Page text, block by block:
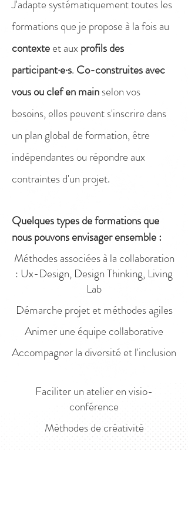
J'adapte systématiquement toutes les
formations que je propose à la fois au
contexteet aux profils des
participant·e·s. Co-construites avec
vous ou clef en mainselon vos
besoins, elles peuvent s'inscrire dans
un plan global de formation, être
indépendantes ou répondre aux
contraintes d'un projet.
Quelques types de formations que
nous pouvons envisager ensemble :
Méthodes associées à la collaboration
: Ux-Design, Design Thinking, Living
Lab
Démarche projet et méthodes agiles
Animer une équipe collaborative
Accompagner la diversité et l'inclusion
Faciliter un atelier en visio-
conférence
Méthodes de créativité